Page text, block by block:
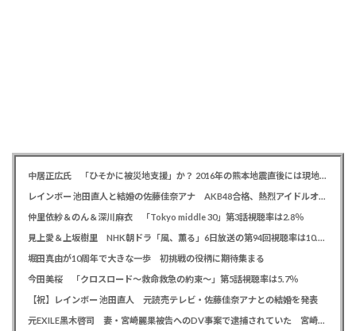
中居正広氏 「ひそかに被災地支援」か？ 2016年の熊本地震直後には現地で炊き出し 親友・松本人志の闘病に心を痛め、頻繁に連絡も
レインボー 池田直人と結婚の佐藤佳奈アナ AKB48合格、熱烈アイドルオタク「さかなちゃん」として人気に、7月末に読売テレビ退社
仲里依紗＆のん＆深川麻衣 「Tokyo middle 30」第3話視聴率は2.8％
見上愛＆上坂樹里 NHK朝ドラ「風、薫る」6日放送の第94回視聴率は10.4％
堀田真由が10周年で大きな一歩 初挑戦の役柄に期待集まる
今田美桜 「クロスロード～救命救急の約束～」第5話視聴率は5.7％
【祝】レインボー 池田直人 元読売テレビ・佐藤佳奈アナとの結婚を発表
元EXILE黒木啓司 妻・宮崎麗果被告へのDV事案で逮捕されていた 宮崎は全身打撲、頭部裂傷及び打撲、頸部損傷の怪我